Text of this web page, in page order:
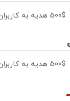
500$ هدیه به کاربران جدید،ثبت نام کن
500$ هدیه به کاربران جدید،ثبت نام کن